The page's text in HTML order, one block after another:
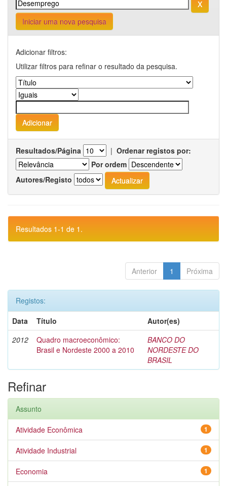
Iniciar uma nova pesquisa
Adicionar filtros:
Utilizar filtros para refinar o resultado da pesquisa.
Resultados/Página | Ordenar registos por:
Por ordem
Autores/Registo
Resultados 1-1 de 1.
Anterior 1 Próxima
Registos:
Data
Título
Autor(es)
2012
Quadro macroeconômico:
Brasil e Nordeste 2000 a 2010
BANCO DO
NORDESTE DO
BRASIL
Refinar
Assunto
1
Atividade Econômica
1
Atividade Industrial
1
Economia